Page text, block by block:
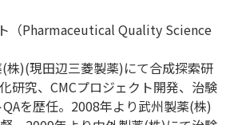
（Pharmaceutical Quality Science
株)(現田辺三菱製薬)にて合成探索研
研究、CMCプロジェクト開発、治験
を歴任。2008年より武州製薬(株)